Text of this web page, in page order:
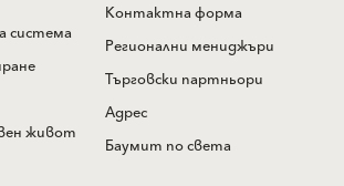
система
живот
Контактна форма
Регионални мениджъри
Търговски партньори
Адрес
Баумит по света